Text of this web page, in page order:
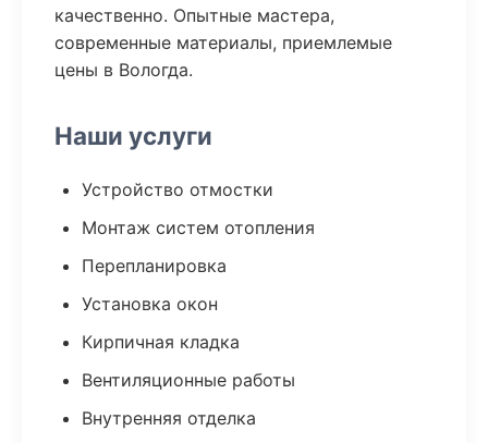
качественно. Опытные мастера,
современные материалы, приемлемые
цены в Вологда.
Наши услуги
Устройство отмостки
Монтаж систем отопления
Перепланировка
Установка окон
Кирпичная кладка
Вентиляционные работы
Внутренняя отделка